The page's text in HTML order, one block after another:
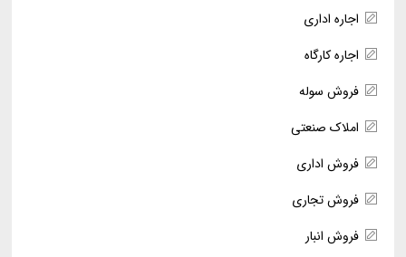
اجاره اداری
اجاره کارگاه
فروش سوله
املاک صنعتی
فروش اداری
فروش تجاری
فروش انبار